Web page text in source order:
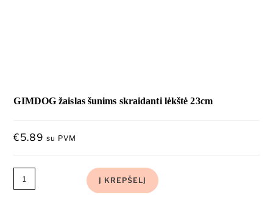
GIMDOG žaislas šunims skraidanti lėkštė 23cm
€5.89 su PVM
Į KREPŠELĮ